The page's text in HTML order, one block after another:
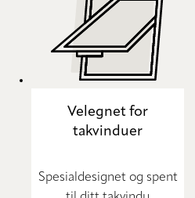
Velegnet for
takvinduer
Spesialdesignet og spent